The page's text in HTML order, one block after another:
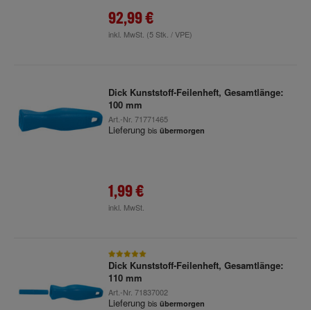
92,99 €
inkl. MwSt. (5 Stk. / VPE)
Dick Kunststoff-Feilenheft, Gesamtlänge:
100 mm
Art.-Nr. 71771465
Lieferung bis übermorgen
1,99 €
inkl. MwSt.
Dick Kunststoff-Feilenheft, Gesamtlänge:
110 mm
Art.-Nr. 71837002
Lieferung bis übermorgen